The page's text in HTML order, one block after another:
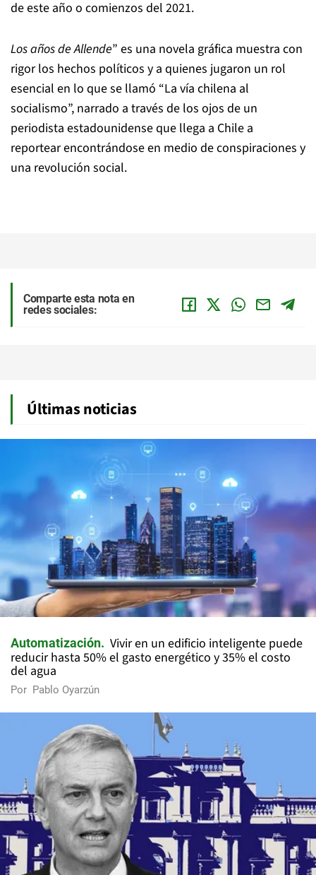
de este año o comienzos del 2021.
Los años de Allende” es una novela gráfica muestra con
rigor los hechos políticos y a quienes jugaron un rol
esencial en lo que se llamó “La vía chilena al
socialismo”, narrado a través de los ojos de un
periodista estadounidense que llega a Chile a
reportear encontrándose en medio de conspiraciones y
una revolución social.
Comparte esta nota en
redes sociales:
Últimas noticias
Automatización
Vivir en un edificio inteligente puede
reducir hasta 50% el gasto energético y 35% el costo
del agua
Por Pablo Oyarzún